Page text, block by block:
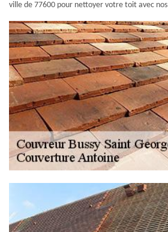
ville de 77600 pour nettoyer votre toit avec nos